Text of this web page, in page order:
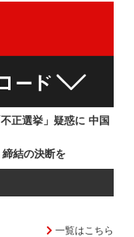
正選挙」疑惑に 中国
結の決断を
一覧はこちら